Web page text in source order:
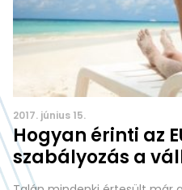
2017. június 15.
Hogyan érinti az
szabályozás a